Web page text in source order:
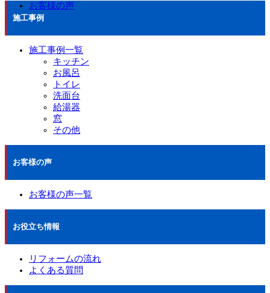
お客様の声
施工事例
施工事例一覧
キッチン
お風呂
トイレ
洗面台
給湯器
窓
その他
お客様の声
お客様の声一覧
お役立ち情報
リフォームの流れ
よくある質問